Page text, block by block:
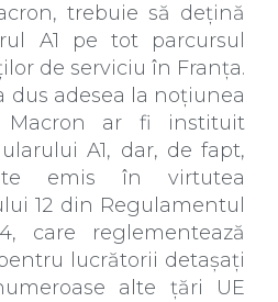
trebuie să dețină
A1 pe tot parcursul
de serviciu în Franța.
dus adesea la noțiunea
Macron ar fi instituit
A1, dar, de fapt,
emis în virtutea
12 din Regulamentul
care reglementează
lucrătorii detașați
alte țări UE